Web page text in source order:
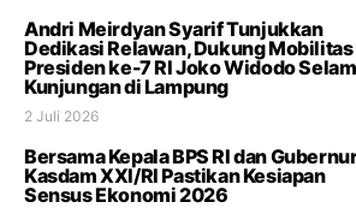
Andri Meirdyan Syarif Tunjukkan
Dedikasi Relawan, Dukung Mobilitas
Presiden ke-7 RI Joko Widodo
Kunjungan di Lampung
2 Juli 2026
Bersama Kepala BPS RI dan
Kasdam XXI/RI Pastikan Kesiapan
Sensus Ekonomi 2026